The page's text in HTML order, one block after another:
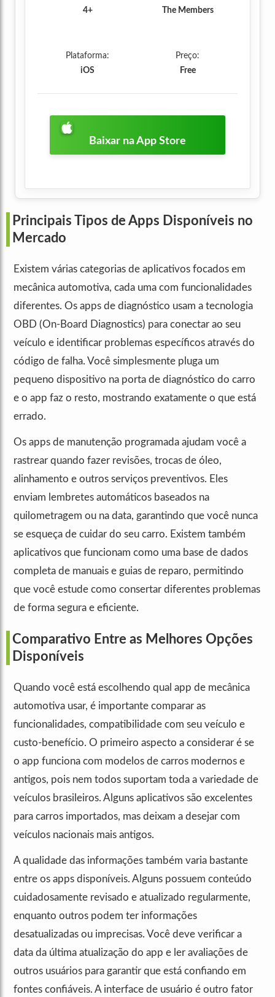
4+
The Members
Plataforma:
iOS
Preço:
Free
Baixar na App Store
Principais Tipos de Apps Disponíveis no
Mercado
Existem várias categorias de aplicativos focados em
mecânica automotiva, cada uma com funcionalidades
diferentes. Os apps de diagnóstico usam a tecnologia
OBD (On-Board Diagnostics) para conectar ao seu
veículo e identificar problemas específicos através do
código de falha. Você simplesmente pluga um
pequeno dispositivo na porta de diagnóstico do carro
e o app faz o resto, mostrando exatamente o que está
errado.
Os apps de manutenção programada ajudam você a
rastrear quando fazer revisões, trocas de óleo,
alinhamento e outros serviços preventivos. Eles
enviam lembretes automáticos baseados na
quilometragem ou na data, garantindo que você nunca
se esqueça de cuidar do seu carro. Existem também
aplicativos que funcionam como uma base de dados
completa de manuais e guias de reparo, permitindo
que você estude como consertar diferentes problemas
de forma segura e eficiente.
Comparativo Entre as Melhores Opções
Disponíveis
Quando você está escolhendo qual app de mecânica
automotiva usar, é importante comparar as
funcionalidades, compatibilidade com seu veículo e
custo-benefício. O primeiro aspecto a considerar é se
o app funciona com modelos de carros modernos e
antigos, pois nem todos suportam toda a variedade de
veículos brasileiros. Alguns aplicativos são excelentes
para carros importados, mas deixam a desejar com
veículos nacionais mais antigos.
A qualidade das informações também varia bastante
entre os apps disponíveis. Alguns possuem conteúdo
cuidadosamente revisado e atualizado regularmente,
enquanto outros podem ter informações
desatualizadas ou imprecisas. Você deve verificar a
data da última atualização do app e ler avaliações de
outros usuários para garantir que está confiando em
fontes confiáveis. A interface de usuário é outro fator